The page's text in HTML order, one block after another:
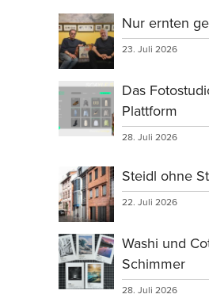
Nur ernten
23. Juli 2026
Das
Plattform
28. Juli 2026
Steidl ohne
22. Juli 2026
Washi und
Schimmer
28. Juli 2026